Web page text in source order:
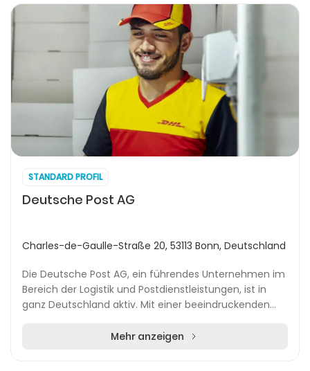
STANDARD PROFIL
Deutsche Post AG
Charles-de-Gaulle-Straße 20, 53113 Bonn, Deutschland
Die Deutsche Post AG, ein führendes Unternehmen im
Bereich der Logistik und Postdienstleistungen, ist in
ganz Deutschland aktiv. Mit einer beeindruckenden
Mehr anzeigen